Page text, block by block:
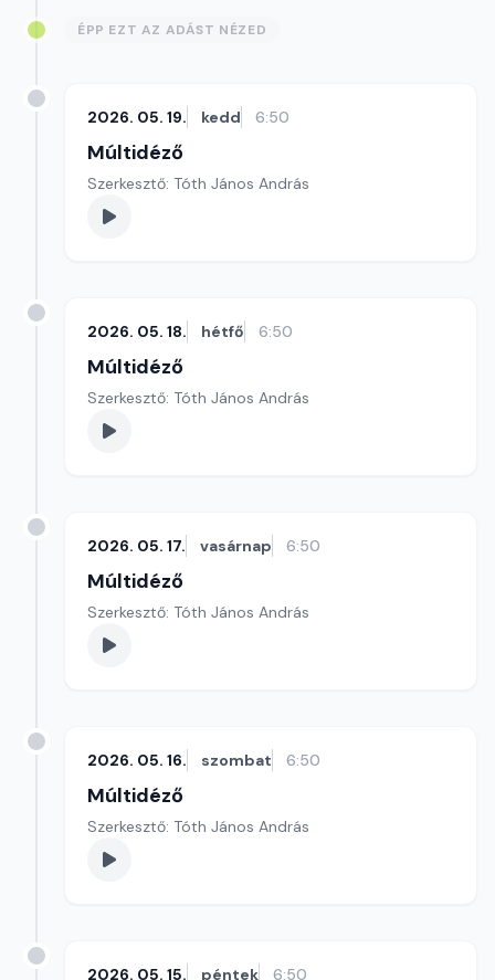
ÉPP EZT AZ ADÁST NÉZED
2026. 05. 19. kedd 6:50
Múltidéző
Szerkesztő: Tóth János András
2026. 05. 18. hétfő 6:50
Múltidéző
Szerkesztő: Tóth János András
2026. 05. 17. vasárnap 6:50
Múltidéző
Szerkesztő: Tóth János András
2026. 05. 16. szombat 6:50
Múltidéző
Szerkesztő: Tóth János András
2026. 05. 15. péntek 6:50